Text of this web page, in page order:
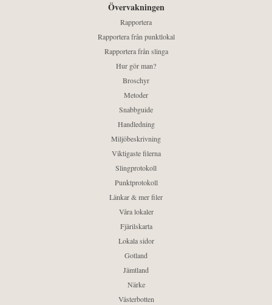
Övervakningen
Rapportera
Rapportera från punktlokal
Rapportera från slinga
Hur gör man?
Broschyr
Metoder
Snabbguide
Handledning
Miljöbeskrivning
Viktigaste filerna
Slingprotokoll
Punktprotokoll
Länkar & mer filer
Våra lokaler
Fjärilskarta
Lokala sidor
Gotland
Jämtland
Närke
Västerbotten